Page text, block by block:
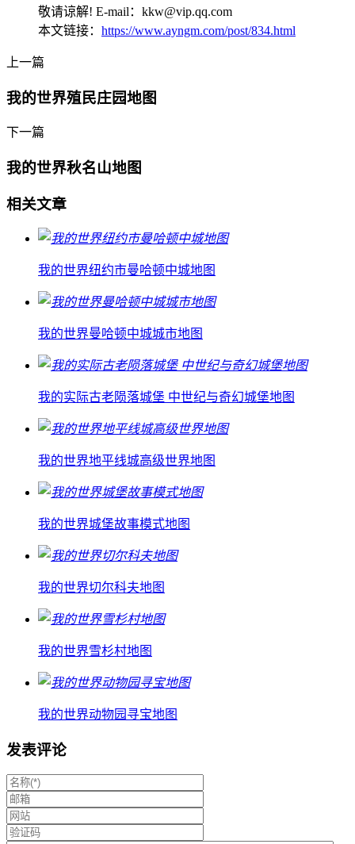
敬请谅解! E-mail：kkw@vip.qq.com
本文链接： https://www.ayngm.com/post/834.html
上一篇
我的世界殖民庄园地图
下一篇
我的世界秋名山地图
相关文章
我的世界纽约市曼哈顿中城地图
我的世界曼哈顿中城城市地图
我的实际古老陨落城堡 中世纪与奇幻城堡地图
我的世界地平线城高级世界地图
我的世界城堡故事模式地图
我的世界切尔科夫地图
我的世界雪杉村地图
我的世界动物园寻宝地图
发表评论